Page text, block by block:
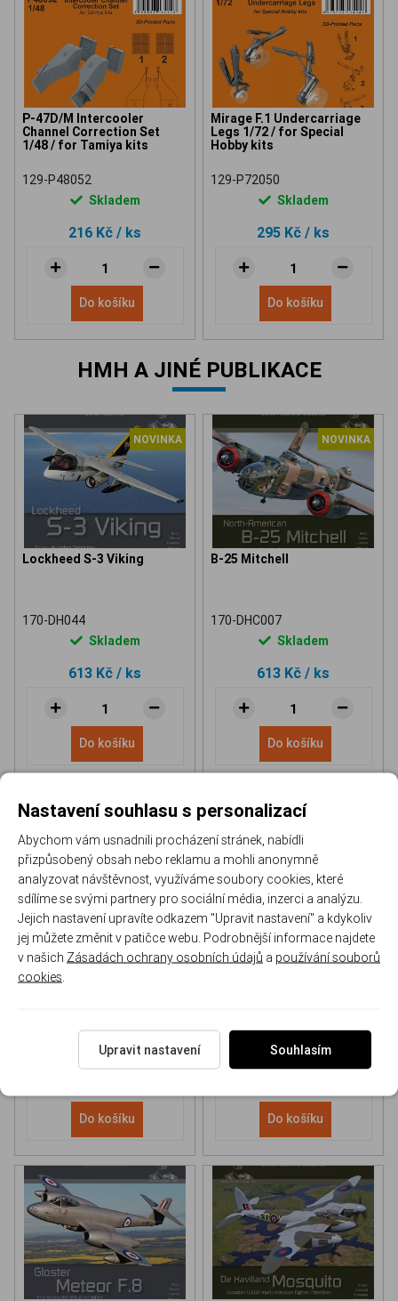
P-47D/M Intercooler
Channel Correction Set
1/48 / for Tamiya kits
129-P48052
Skladem
216 Kč / ks
Do košíku
Mirage F.1 Undercarriage
Legs 1/72 / for Special
Hobby kits
129-P72050
Skladem
295 Kč / ks
Do košíku
HMH A JINÉ PUBLIKACE
NOVINKA
Lockheed S-3 Viking
170-DH044
Skladem
613 Kč / ks
Do košíku
NOVINKA
B-25 Mitchell
170-DHC007
Skladem
613 Kč / ks
Do košíku
NH 90 helicopter Book
613 Kč/ ks
Do košíku
P-51D Mustang Book
565 Kč/ ks
Do košíku
Nastavení souhlasu s personalizací
Abychom vám usnadnili procházení stránek, nabídli
přizpůsobený obsah nebo reklamu a mohli anonymně
analyzovat návštěvnost, využíváme soubory cookies, které
sdílíme se svými partnery pro sociální média, inzerci a analýzu.
Jejich nastavení upravíte odkazem "Upravit nastavení" a kdykoliv
jej můžete změnit v patičce webu. Podrobnější informace najdete
v našich Zásadách ochrany osobních údajů a používání souborů
cookies
Upravit nastavení Souhlasím